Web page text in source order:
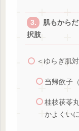
肌もから
択肢
＜ゆらぎ肌
当帰飲子
桂枝茯苓
かよくいに